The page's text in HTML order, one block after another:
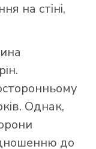
на стіні,
Однак,
до